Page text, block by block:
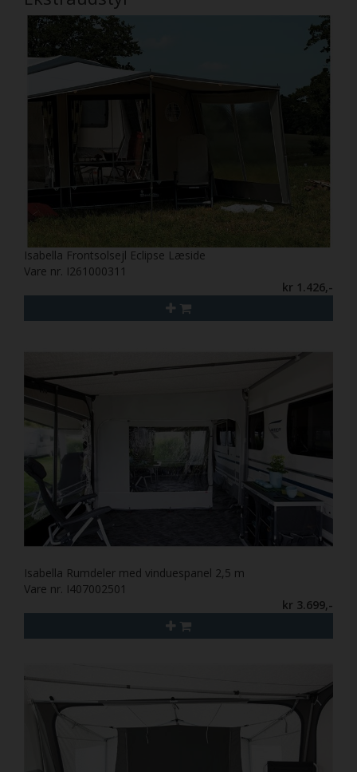
Isabella Frontsolsejl Eclipse Læside
Vare nr. I261000311
kr 1.426,-
Isabella Rumdeler med vinduespanel 2,5 m
Vare nr. I407002501
kr 3.699,-